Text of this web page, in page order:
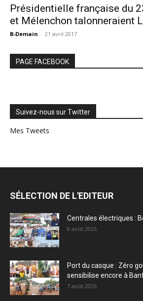
Présidentielle française du
et Mélenchon talonneraient
B-Demain - 21 avril 2017
PAGE FACEBOOK
Suivez-nous sur Twitter
Mes Tweets
SÉLECTION DE L'EDITEUR
Centrales électriques :
8 août 2026
Port du casque : Zéro
sensibilise encore à
7 août 2026